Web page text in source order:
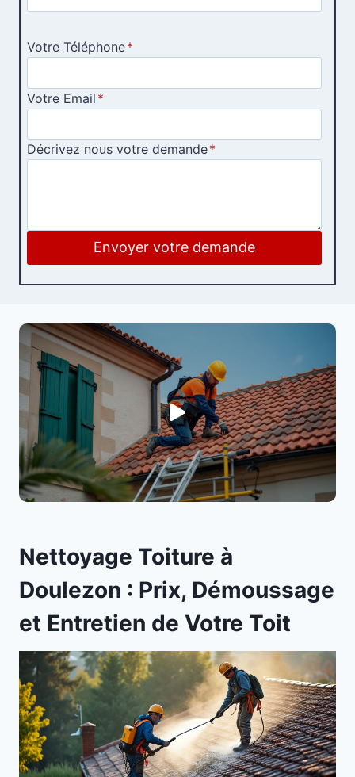
Votre Téléphone*
Votre Email *
Décrivez nous votre demande*
Envoyer votre demande
Nettoyage Toiture à
Doulezon : Prix, Démoussage
et Entretien de Votre Toit